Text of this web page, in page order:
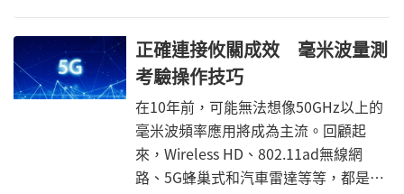
的自動駕駛堆高機(Self-driving
Forklifts)將是實現工廠智慧化機器人的
一環，且一旦自動駕駛汽車製造完成，
即可啟動自駕模式，自行從產線上移動
至倉儲端。
正確連接攸關成效 毫米波量測
考驗操作技巧
在10年前，可能無法想像50GHz以上的
毫米波頻率應用將成為主流。回顧起
來，Wireless HD、802.11ad無線網
路、5G蜂巢式和汽車雷達等等，都是拜